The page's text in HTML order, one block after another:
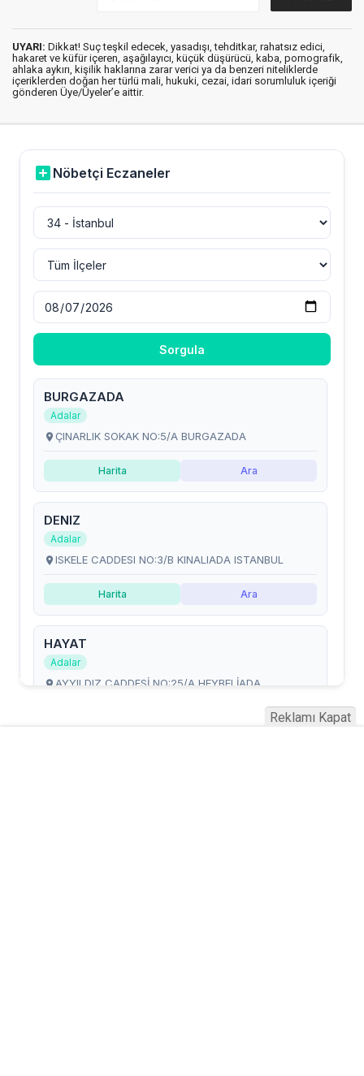
UYARI: Dikkat! Suç teşkil edecek, yasadışı, tehditkar, rahatsız edici,
hakaret ve küfür içeren, aşağılayıcı, küçük düşürücü, kaba, pornografik,
ahlaka aykırı, kişilik haklarına zarar verici ya da benzeri niteliklerde
içeriklerden doğan her türlü mali, hukuki, cezai, idari sorumluluk içeriği
gönderen Üye/Üyeler’e aittir.
Reklamı Kapat